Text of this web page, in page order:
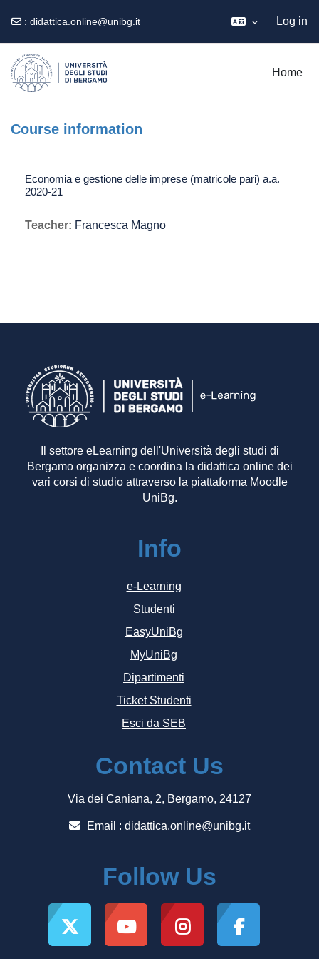
: didattica.online@unibg.it Log in
Home
Course information
Economia e gestione delle imprese (matricole pari) a.a.
2020-21
Teacher: Francesca Magno
Il settore eLearning dell'Università degli studi di
Bergamo organizza e coordina la didattica online dei
vari corsi di studio attraverso la piattaforma Moodle
UniBg.
Info
e-Learning
Studenti
EasyUniBg
MyUniBg
Dipartimenti
Ticket Studenti
Esci da SEB
Contact Us
Via dei Caniana, 2, Bergamo, 24127
Email : didattica.online@unibg.it
Follow Us